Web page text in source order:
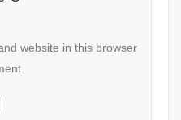
website in this browser